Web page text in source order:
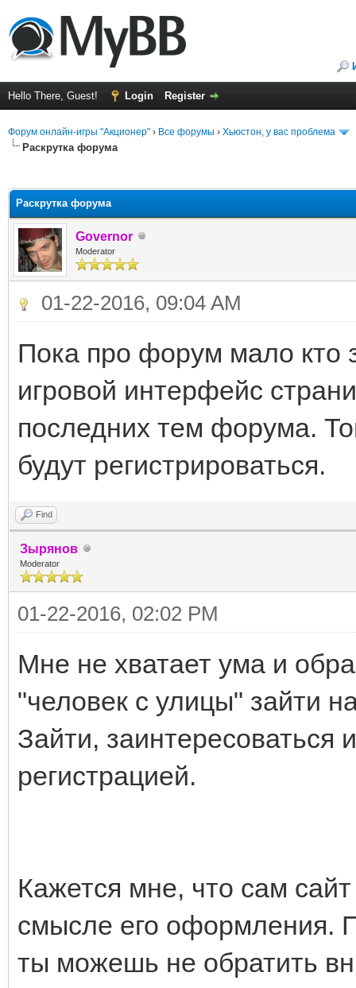
Hello There, Guest! Login Register
Форум онлайн-игры "Акционер" › Все форумы › Хьюстон, у вас проблема
Раскрутка форума
Раскрутка форума
Governor
Moderator
01-22-2016, 09:04 AM
Пока про форум мало кто
игровой интерфейс
последних тем форума.
будут регистрироваться.
Find
Зырянов
Moderator
01-22-2016, 02:02 PM
Мне не хватает ума и
"человек с улицы" зайти
Зайти, заинтересоваться
регистрацией.
Кажется мне, что сам
смысле его оформления.
ты можешь не обратить